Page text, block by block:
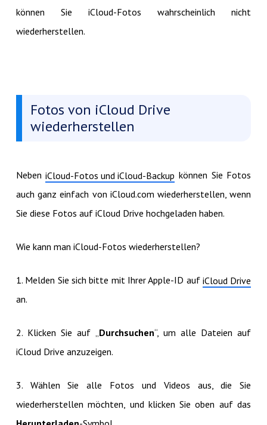
können Sie iCloud-Fotos wahrscheinlich nicht
wiederherstellen.
Fotos von iCloud Drive
wiederherstellen
NebeniCloud-Fotos und iCloud-Backup können Sie Fotos
auch ganz einfach von iCloud.com wiederherstellen, wenn
Sie diese Fotos auf iCloud Drive hochgeladen haben.
Wie kann man iCloud-Fotos wiederherstellen?
1. Melden Sie sich bitte mit Ihrer Apple-ID aufiCloud Drive
an.
2. Klicken Sie auf „Durchsuchen“, um alle Dateien auf
iCloud Drive anzuzeigen.
3. Wählen Sie alle Fotos und Videos aus, die Sie
wiederherstellen möchten, und klicken Sie oben auf das